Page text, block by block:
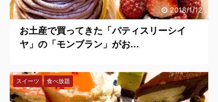
2018/1/12
お土産で買ってきた「パティスリーシイ
ヤ」の「モンブラン」がお...
スイーツ 食べ放題